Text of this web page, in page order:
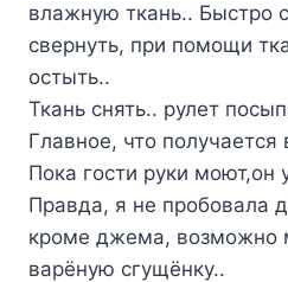
влажную ткань.. Быстро
свернуть, при помощи
остыть..
Ткань снять.. рулет
Главное, что получается
Пока гости руки моют,он
Правда, я не пробовала
кроме джема, возможно
варёную сгущёнку..